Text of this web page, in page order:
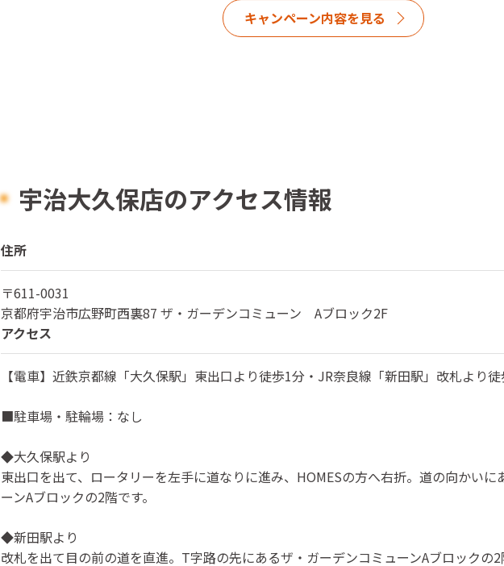
キャンペーン内容を見る
宇治大久保店のアクセス情報
住所
〒611-0031
京都府宇治市広野町西裏87 ザ・ガーデンコミューン Aブロック2F
アクセス
【電車】近鉄京都線「大久保駅」東出口より徒歩1分・JR奈良線「新田駅」改札より
■駐車場・駐輪場：なし
◆大久保駅より
東出口を出て、ロータリーを左手に道なりに進み、HOMESの方へ右折。道の向かいに
ーンAブロックの2階です。
◆新田駅より
改札を出て目の前の道を直進。T字路の先にあるザ・ガーデンコミューンAブロックの